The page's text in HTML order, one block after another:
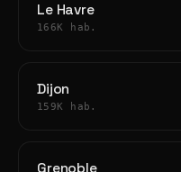
Le Havre
166K hab.
Dijon
159K hab.
Grenoble